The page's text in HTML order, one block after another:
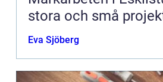
stora och små
Eva Sjöberg